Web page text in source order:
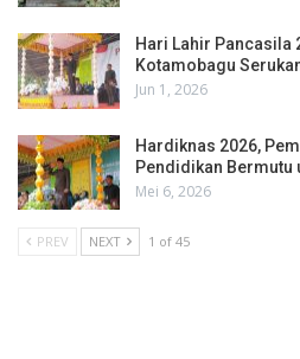
Hari Lahir Pancasila
Kotamobagu
Jun 1, 2026
Hardiknas 2026,
Pendidikan Bermutu
Mei 6, 2026
PREV NEXT 1 of 45